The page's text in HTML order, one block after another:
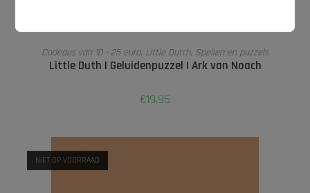
LEES VERDER
Cadeaus van 10 - 25 euro, Little Dutch, Spellen en puzzels
Little Duth I Geluidenpuzzel I Ark van Noach
€19,95
NIET OP VOORRAAD